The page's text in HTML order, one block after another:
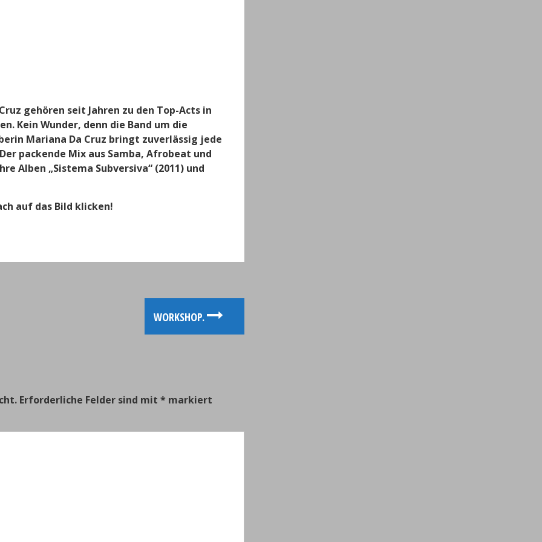
gehören seit Jahren zu den Top-Acts in
Kein Wunder, denn die Band um die
Mariana Da Cruz bringt zuverlässig jede
packende Mix aus Samba, Afrobeat und
Alben „Sistema Subversiva“ (2011) und
auf das Bild klicken!
WORKSHOP.
Erforderliche Felder sind mit * markiert